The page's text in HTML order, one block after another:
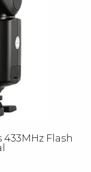
Flash